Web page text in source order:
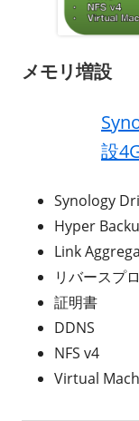
メモリ増設
設
Synology
Hyper
Link
リバースプ
証明書
DDNS
NFS v4
Virtual